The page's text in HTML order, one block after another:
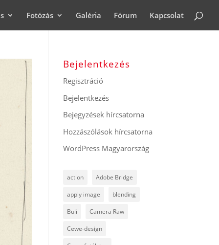
Fotózás Galéria Fórum Kapcsolat
Bejelentkezés
Regisztráció
Bejelentkezés
Bejegyzések hírcsatorna
Hozzászólások hírcsatorna
WordPress Magyarország
action Adobe Bridge
apply image blending
Buli Camera Raw
Cewe-design